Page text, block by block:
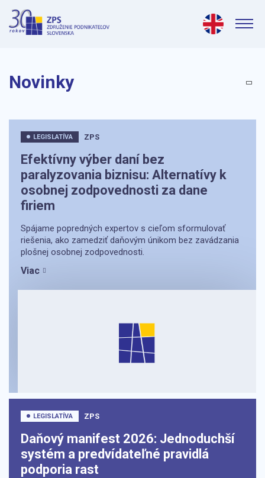
Novinky
LEGISLATÍVA ZPS
Efektívny výber daní bez
paralyzovania biznisu: Alternatívy k
osobnej zodpovednosti za dane
firiem
Spájame popredných expertov s cieľom sformulovať
riešenia, ako zamedziť daňovým únikom bez zavádzania
plošnej osobnej zodpovednosti.
Viac
LEGISLATÍVA ZPS
Daňový manifest 2026: Jednoduchší
systém a predvídateľné pravidlá
podporia rast